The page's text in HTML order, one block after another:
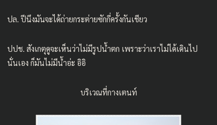
ปล. ปีนึงมันจะได้ถ่ายกระต่ายซักกี่ครั้งกันเชียว
ปปช. สังเกตุดูจะเห็นว่าไม่มีรูปน้ำตก เพราะว่าเราไม่ได้เดินไป
นั่นเอง ก็มันไม่มีน้ำอ่ะ อิอิ
บริเวณที่กางเตนท์